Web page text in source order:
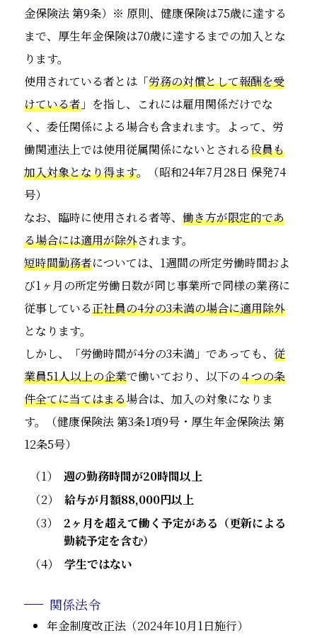
金保険法 第9条）※ 原則、健康保険は75歳に達する
まで、厚生年金保険は70歳に達するまでの加入とな
ります。
使用されている者とは「労務の対償として報酬を受
けている者 」を指し、これには雇用関係だけでな
く、委任関係による場合も含まれます。よって、労
働関連法上では使用従属関係にないとされる役員も
加入対象となり得ます。（昭和24年7月28日 保発74
号）
なお、臨時に使用される者等、働き方が限定的であ
る場合には適用が除外されます。
短時間勤務者については、1週間の所定労働時間およ
び1ヶ月の所定労働日数が同じ事業所で同様の業務に
従事している正社員の4分の3未満の場合に適用除外
となります。
しかし、「労働時間が4分の3未満」であっても、従
業員51人以上の企業で働いており、以下の４つの条
件全てに当てはまる場合は、加入の対象になりま
す。（健康保険法 第3条1項9号・厚生年金保険法 第
12条5号）
週の勤務時間が20時間以上
給与が月額88,000円以上
2ヶ月を超えて働く予定がある（更新による
勤続予定を含む）
学生ではない
関係法令
年金制度改正法（2024年10月1日施行）